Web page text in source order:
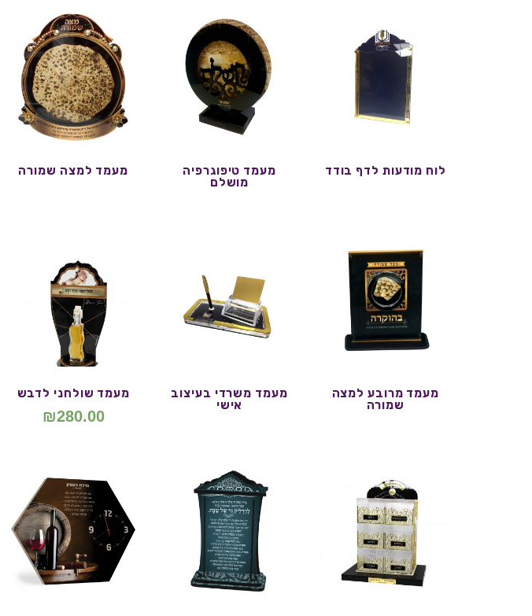
לוח מודעות לדף בודד
מעמד טיפוגרפיה
מושלם
מעמד למצה שמורה
מעמד מרובע למצה
שמורה
מעמד משרדי בעיצוב
אישי
מעמד שולחני לדבש
₪280.00